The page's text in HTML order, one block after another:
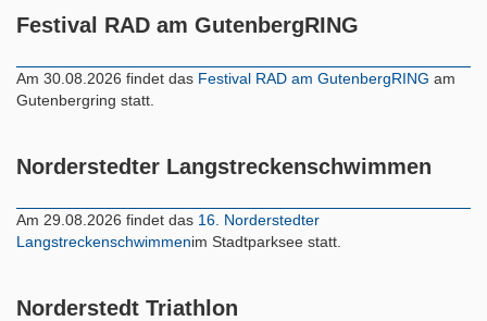
Festival RAD am GutenbergRING
Am 30.08.2026 findet das Festival RAD am GutenbergRING am
Gutenbergring statt.
Norderstedter Langstreckenschwimmen
Am 29.08.2026 findet das 16. Norderstedter
Langstreckenschwimmenim Stadtparksee statt.
Norderstedt Triathlon